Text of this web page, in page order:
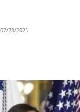
07/28/2025